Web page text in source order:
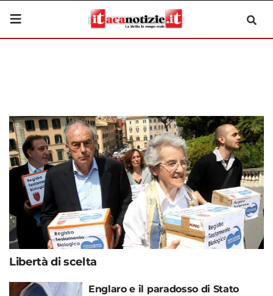
Libertà di scelta
Englaro e il paradosso di Stato